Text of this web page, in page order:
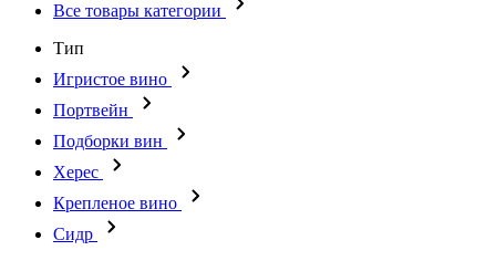
Все товары категории
Тип
Игристое вино
Портвейн
Подборки вин
Херес
Крепленое вино
Сидр